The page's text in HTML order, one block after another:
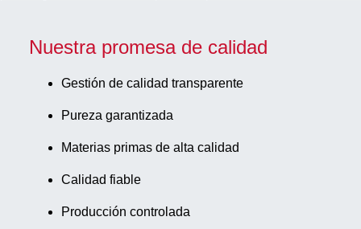
verde, TC
unidades/bolsa
Nuestra promesa de calidad
Gestión de calidad transparente
Pureza garantizada
Materias primas de alta calidad
Calidad fiable
Producción controlada